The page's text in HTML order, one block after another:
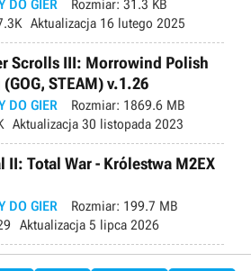
DO GIER Rozmiar: 31.3 KB
Aktualizacja 16 lutego 2025
Scrolls III: Morrowind Polish
STEAM) v.1.26
DO GIER Rozmiar: 1869.6 MB
Aktualizacja 30 listopada 2023
II: Total War - Królestwa M2EX
DO GIER Rozmiar: 199.7 MB
Aktualizacja 5 lipca 2026